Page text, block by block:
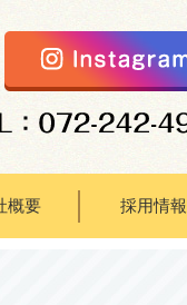
概要 採用情報